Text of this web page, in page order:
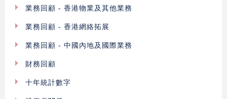
業務回顧 - 香港物業及其他業務
業務回顧 - 香港網絡拓展
業務回顧 - 中國內地及國際業務
財務回顧
十年統計數字